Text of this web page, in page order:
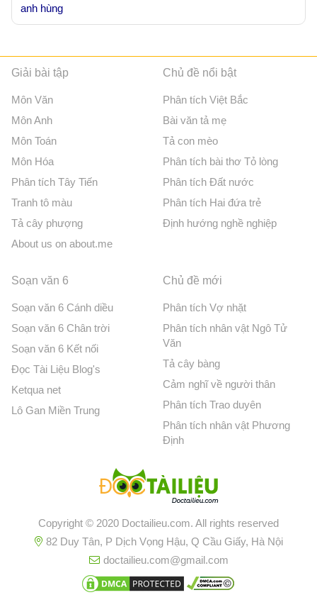
anh hùng
Giải bài tập
Môn Văn
Môn Anh
Môn Toán
Môn Hóa
Phân tích Tây Tiến
Tranh tô màu
Tả cây phượng
About us on about.me
Chủ đề nổi bật
Phân tích Việt Bắc
Bài văn tả mẹ
Tả con mèo
Phân tích bài thơ Tỏ lòng
Phân tích Đất nước
Phân tích Hai đứa trẻ
Định hướng nghề nghiệp
Soạn văn 6
Soạn văn 6 Cánh diều
Soạn văn 6 Chân trời
Soạn văn 6 Kết nối
Đọc Tài Liệu Blog's
Ketqua net
Lô Gan Miền Trung
Chủ đề mới
Phân tích Vợ nhặt
Phân tích nhân vật Ngô Tử
Văn
Tả cây bàng
Cảm nghĩ về người thân
Phân tích Trao duyên
Phân tích nhân vật Phương
Định
Copyright © 2020 Doctailieu.com. All rights reserved
82 Duy Tân, P Dịch Vọng Hậu, Q Cầu Giấy, Hà Nội
doctailieu.com@gmail.com